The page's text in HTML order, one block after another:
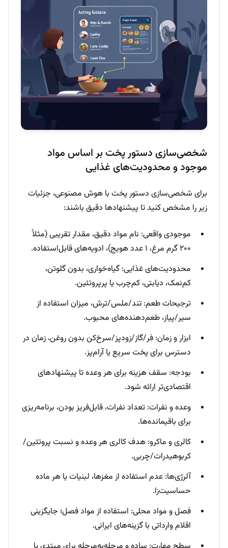
شخصی‌سازی دستور پخت بر اساس مواد
موجود و محدودیت‌های غذایی
برای شخصی‌سازی دستور پخت با هوش مصنوعی، جزئیات
زیر را مشخص کنید تا پیشنهادها دقیق باشند:
موجودی واقعی: نام مواد دقیق، مقدار تقریبی (مثلاً
۲۰۰ گرم مرغ، ۱ عدد هویج)، ادویه‌های قابل‌استفاده.
محدودیت‌های غذایی: گیاه‌خواری، بدون گلوتن،
کم‌نمک، دیابتی، کم‌چرب یا پرپروتئین.
ترجیحات طعم: تند/ملس/ترش، میزان استفاده از
سیر/پیاز، طعم‌دهنده‌های محبوب.
ابزار و زمان: فر/گاز/زودپز/سرخ‌کن بدون روغن، زمان در
دسترس برای پخت سریع یا آرام‌پز.
بودجه: سقف هزینه برای هر وعده تا پیشنهادهای
اقتصادی‌تر ارائه شود.
وعده و نفرات: تعداد نفرات، قابل‌فریز بودن، برنامه‌ریزی
برای باقیمانده‌ها.
کالری و ماکرو: هدف کالری هر وعده و نسبت پروتئین/
کربوهیدرات/چربی.
آلرژی‌ها: عدم استفاده از مغزها، لبنیات یا هر ماده
حساسیت‌زا.
فصل و مواد محلی: استفاده از مواد فصل؛ جایگزینی
اقلام وارداتی با گزینه‌های ایرانی.